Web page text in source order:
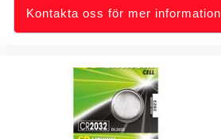
Kontakta oss för mer information